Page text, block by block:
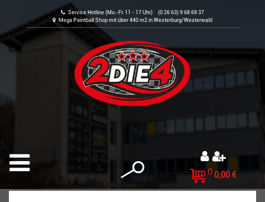
Service Hotline (Mo.-Fr. 11 - 17 Uhr) (0 26 63) 9 68 69 37
Mega Paintball Shop mit über 440 m2 in Westerburg/Westerwald
0 0,00 €